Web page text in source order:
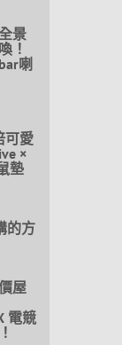
景
！
喇
可愛
×
墊
的方
屋
電競